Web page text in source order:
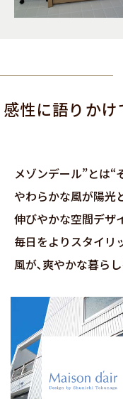
感性に語りか
メゾンデール”とは“
やわらかな風が陽光
伸びやかな空間デザ
毎日をよりスタイリ
風が､爽やかな暮らし